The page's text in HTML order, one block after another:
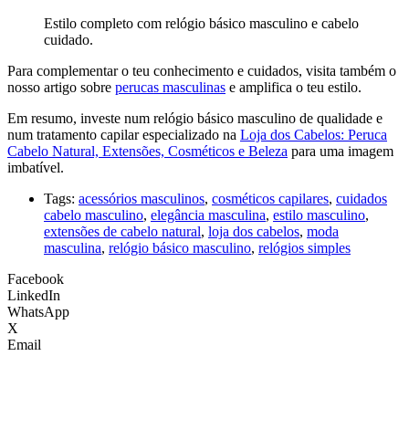
Estilo completo com relógio básico masculino e cabelo
cuidado.
Para complementar o teu conhecimento e cuidados, visita também o
nosso artigo sobre perucas masculinas e amplifica o teu estilo.
Em resumo, investe num relógio básico masculino de qualidade e
num tratamento capilar especializado na Loja dos Cabelos: Peruca
Cabelo Natural, Extensões, Cosméticos e Beleza para uma imagem
imbatível.
Tags: acessórios masculinos, cosméticos capilares, cuidados
cabelo masculino, elegância masculina, estilo masculino,
extensões de cabelo natural, loja dos cabelos, moda
masculina, relógio básico masculino, relógios simples
Facebook
LinkedIn
WhatsApp
X
Email